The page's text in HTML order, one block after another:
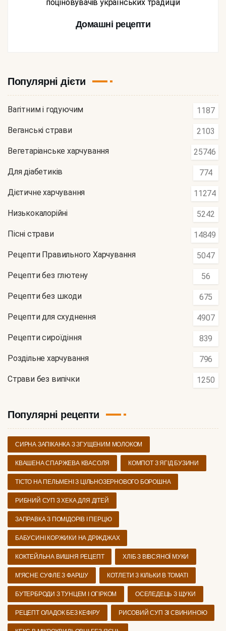
поціновувачів українських традицій
Домашні рецепти
Популярні дієти
Вагітним і годуючим 1187
Веганські страви 2103
Вегетаріанське харчування 25746
Для діабетиків 774
Дієтичне харчування 11274
Низькокалорійні 5242
Пісні страви 14849
Рецепти Правильного Харчування 5047
Рецепти без глютену 56
Рецепти без шкоди 675
Рецепти для схуднення 4907
Рецепти сироїдіння 839
Роздільне харчування 796
Страви без випічки 1250
Популярні рецепти
СИРНА ЗАПІКАНКА З ЗГУЩЕНИМ МОЛОКОМ
КВАШЕНА СПАРЖЕВА КВАСОЛЯ КОМПОТ З ЯГІД БУЗИНИ
ТІСТО НА ПЕЛЬМЕНІ З ЦІЛЬНОЗЕРНОВОГО БОРОШНА
РИБНИЙ СУП З ХЕКА ДЛЯ ДІТЕЙ
ЗАПРАВКА З ПОМІДОРІВ І ПЕРЦЮ
БАБУСИНІ КОРЖИКИ НА ДРІЖДЖАХ
КОКТЕЙЛЬНА ВИШНЯ РЕЦЕПТ ХЛІБ З ВІВСЯНОЇ МУКИ
М'ЯСНЕ СУФЛЕ З ФАРШУ КОТЛЕТИ З КІЛЬКИ В ТОМАТІ
БУТЕРБРОДИ З ТУНЦЕМ І ОГІРКОМ ОСЕЛЕДЕЦЬ З ЩУКИ
РЕЦЕПТ ОЛАДОК БЕЗ КЕФІРУ РИСОВИЙ СУП ЗІ СВИНИНОЮ